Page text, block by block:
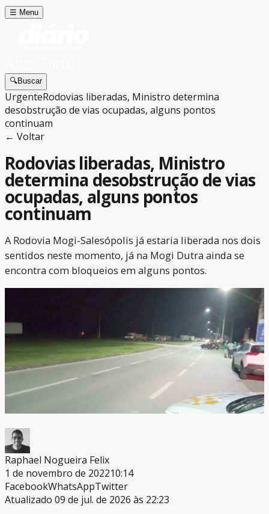
☰ Menu
🔍Buscar
UrgenteRodovias liberadas, Ministro determina
desobstrução de vias ocupadas, alguns pontos
continuam
← Voltar
Rodovias liberadas, Ministro
determina desobstrução de vias
ocupadas, alguns pontos
continuam
A Rodovia Mogi-Salesópolis já estaria liberada nos dois
sentidos neste momento, já na Mogi Dutra ainda se
encontra com bloqueios em alguns pontos.
Raphael Nogueira Felix
1 de novembro de 202210:14
FacebookWhatsAppTwitter
Atualizado 09 de jul. de 2026 às 22:23